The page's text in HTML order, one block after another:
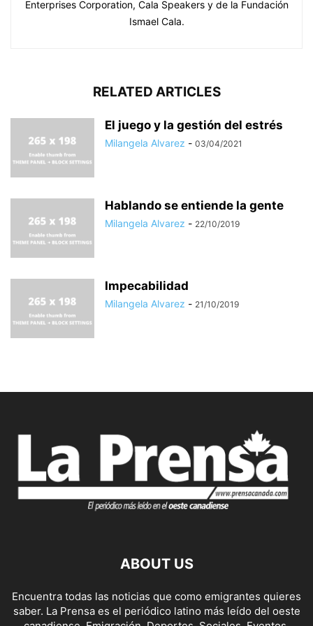
Enterprises Corporation, Cala Speakers y de la Fundación
Ismael Cala.
RELATED ARTICLES
El juego y la gestión del estrés
Milangela Alvarez - 03/04/2021
Hablando se entiende la gente
Milangela Alvarez - 22/10/2019
Impecabilidad
Milangela Alvarez - 21/10/2019
ABOUT US
Encuentra todas las noticias que como emigrantes quieres
saber. La Prensa es el periódico latino más leído del oeste